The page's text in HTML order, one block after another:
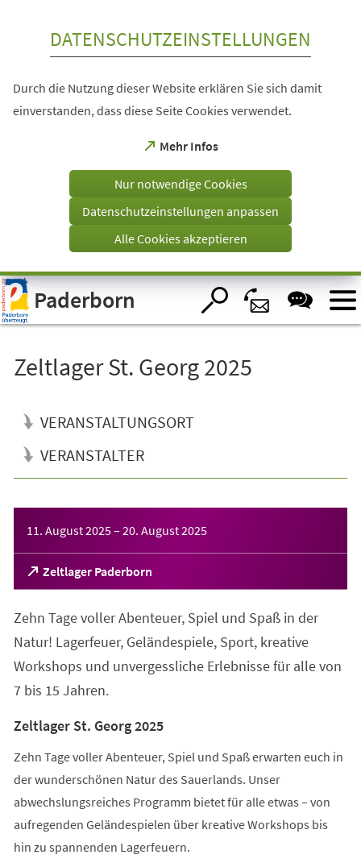
Visuelle
Assistenzsoftware
öffnen.
DATENSCHUTZEINSTELLUNGEN
Durch die Nutzung dieser Website erklären Sie sich damit
einverstanden, dass diese Seite Cookies verwendet.
Mehr Infos
(Öffnet
einem
Tab)
Nur notwendige Cookies
Datenschutzeinstellungen anpassen
Alle Cookies akzeptieren
Paderborn
Zeltlager St. Georg 2025
VERANSTALTUNGSORT
VERANSTALTER
11. August 2025– 20. August 2025
Zeltlager Paderborn
(Öffnet
in
neuen
Tab)
Zehn Tage voller Abenteuer, Spiel und Spaß in der
Natur! Lagerfeuer, Geländespiele, Sport, kreative
Workshops und unvergessliche Erlebnisse für alle von
7 bis 15 Jahren.
Zeltlager St. Georg 2025
Zehn Tage voller Abenteuer, Spiel und Spaß erwarten euch in
der wunderschönen Natur des Sauerlands. Unser
abwechslungsreiches Programm bietet für alle etwas – von
aufregenden Geländespielen über kreative Workshops bis
hin zu spannenden Lagerfeuern.